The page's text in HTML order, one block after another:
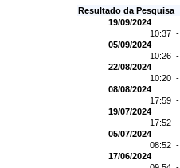
Resultado da Pesquisa
19/09/2024
10:37 -
05/09/2024
10:26 -
22/08/2024
10:20 -
08/08/2024
17:59 -
19/07/2024
17:52 -
05/07/2024
08:52 -
17/06/2024